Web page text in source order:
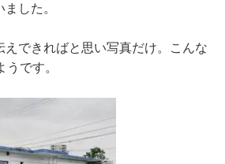
した。
えできればと思い写真だけ。こんな
です。